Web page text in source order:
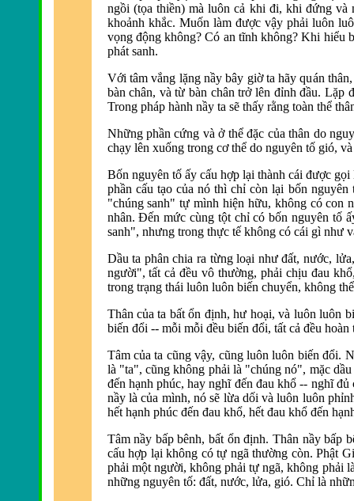
ngồi (tọa thiền) mà luôn cả khi đi, khi đứng và
khoảnh khắc. Muốn làm được vậy phải luôn
vọng động không? Có an tĩnh không? Khi hiểu
phát sanh.
Với tâm vắng lặng nầy bây giờ ta hãy quán
bàn chân, và từ bàn chân trở lên đỉnh đầu. Lặp
Trong pháp hành nầy ta sẽ thấy rằng toàn thể
Những phần cứng và ở thể đặc của thân do
chạy lên xuống trong cơ thể do nguyên tố gió,
Bốn nguyên tố ấy cấu hợp lại thành cái được
phần cấu tạo của nó thì chỉ còn lại bốn
"chúng sanh" tự mình hiện hữu, không có con
nhân. Ðến mức cùng tột chỉ có bốn nguyên tố
sanh", nhưng trong thực tế không có cái gìnhư
Dầu ta phân chia ra từng loại như đất, nước,
người", tất cả đều vô thường, phải chịu đau
trong trạng thái luôn luôn biến chuyển, không
Thân của ta bất ổn định, hư hoại, và luôn luôn
biến đổi -- mỗi mỗi đều biến đổi, tất cả đều hoàn
Tâm của ta cũng vậy, cũng luôn luôn biến đổi.
là "ta", cũng không phải là "chúng nó", mặc
đến hạnh phúc, hay nghĩ đến đau khổ -- nghĩ đủ
nầy là của mình, nó sẽ lừa dối và luôn luôn
hết hạnh phúc đến đau khổ, hết đau khổ đến
Tâm nầy bấp bênh, bất ổn định. Thân nầy bấp
cấu hợp lại không có tự ngã thường còn. Phật
phải một người, không phải tự ngã, không phải
những nguyên tố: đất, nước, lửa, gió. Chỉ là